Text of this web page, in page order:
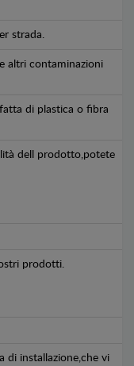
strada.
altri contaminazioni
di plastica o fibra
dell prodotto,potete
prodotti.
di installazione,che vi